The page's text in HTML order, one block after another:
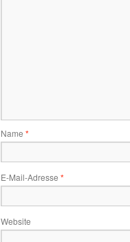
Name *
E-Mail-Adresse *
Website